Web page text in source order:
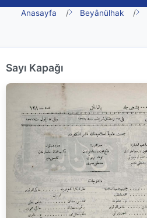
Anasayfa Beyânülhak
Sayı Kapağı